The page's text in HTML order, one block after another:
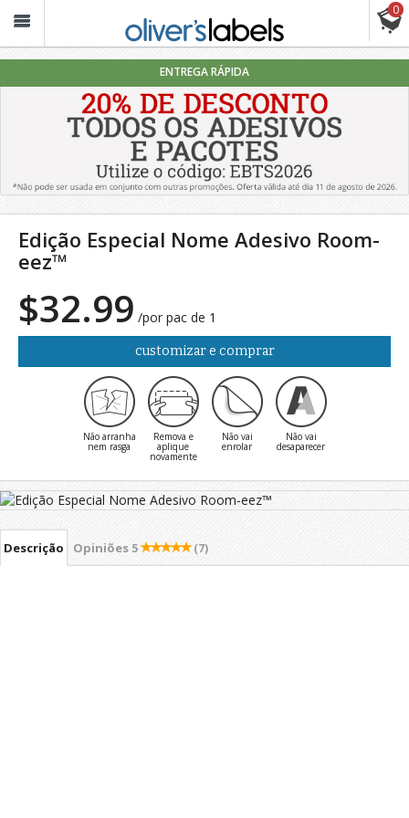
0
ENTREGA RÁPIDA
Edição Especial Nome Adesivo Room-
eez™
$32.99 /por pac de 1
customizar e comprar
Não arranha
nem rasga
Remova e
aplique
novamente
Não vai
enrolar
Não vai
desaparecer
Descrição Opiniões 5 (7)